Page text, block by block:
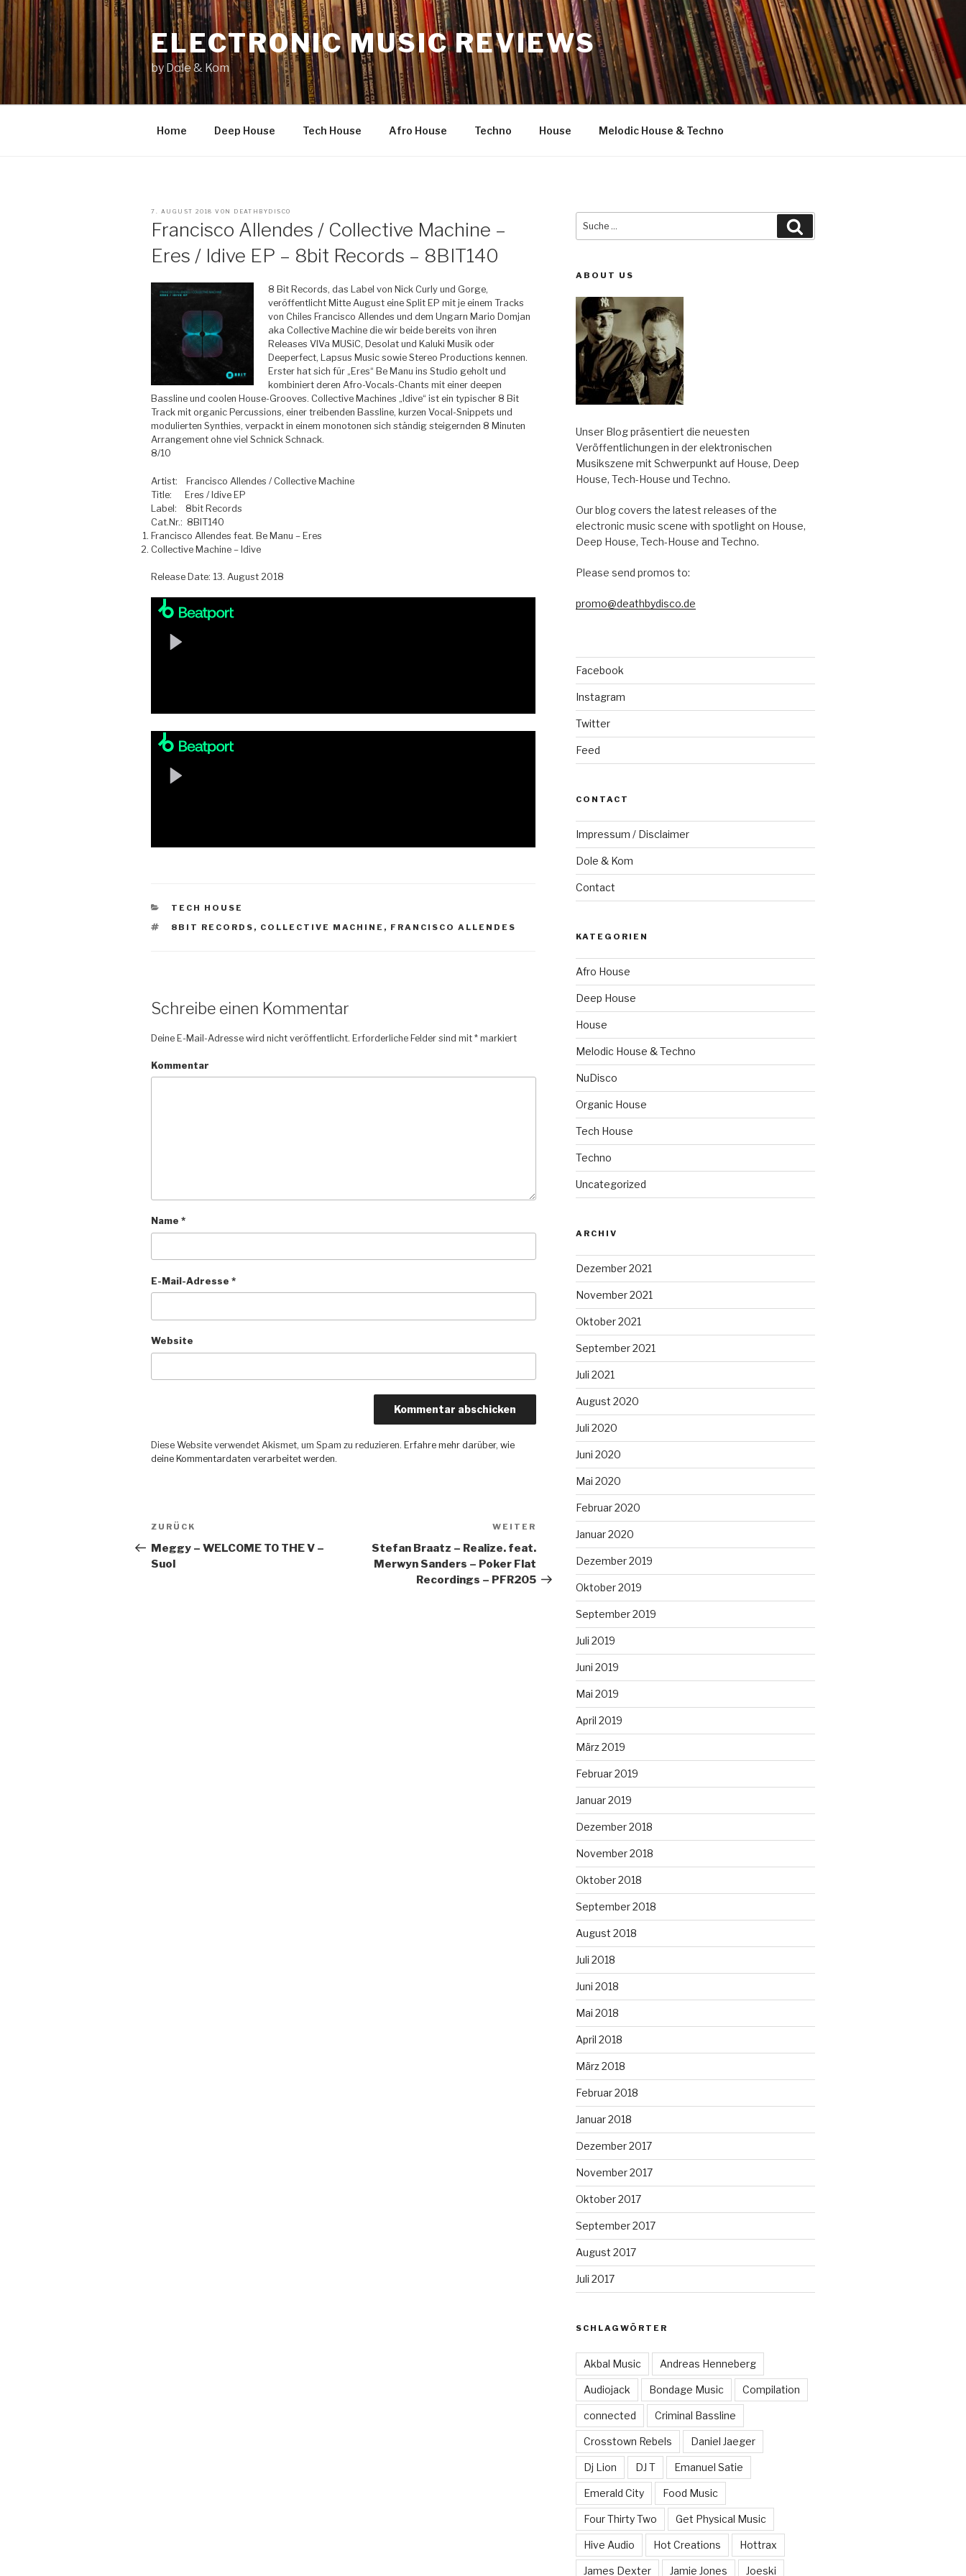
springen
ELECTRONIC MUSIC REVIEWS
by Dole & Kom
Home Deep House Tech House Afro House Techno House Melodic House & Techno
VERÖFFENTLICHT
7. AUGUST 2018 VON DEATHBYDISCO
Francisco Allendes / Collective Machine –
Eres / Idive EP – 8bit Records – 8BIT140
8 Bit Records, das Label von Nick Curly und Gorge,
veröffentlicht Mitte August eine Split EP mit je einem Tracks
von Chiles Francisco Allendes und dem Ungarn Mario Domjan
aka Collective Machine die wir beide bereits von ihren
Releases VIVa MUSiC, Desolat und Kaluki Musik oder
Deeperfect, Lapsus Music sowie Stereo Productions kennen.
Erster hat sich für „Eres“ Be Manu ins Studio geholt und
kombiniert deren Afro-Vocals-Chants mit einer deepen
Bassline und coolen House-Grooves. Collective Machines „Idive“ ist ein typischer 8 Bit
Track mit organic Percussions, einer treibenden Bassline, kurzen Vocal-Snippets und
modulierten Synthies, verpackt in einem monotonen sich ständig steigernden 8 Minuten
Arrangement ohne viel Schnick Schnack.
8/10
Artist: Francisco Allendes / Collective Machine
Title: Eres / Idive EP
Label: 8bit Records
Cat.Nr.: 8BIT140
Francisco Allendes feat. Be Manu – Eres
Collective Machine – Idive
Release Date: 13. August 2018
KATEGORIEN
TECH HOUSE
SCHLAGWÖRTER
8BIT RECORDS , COLLECTIVE MACHINE , FRANCISCO ALLENDES
Schreibe einen Kommentar
Deine E-Mail-Adresse wird nicht veröffentlicht. Erforderliche Felder sind mit* markiert
Kommentar
Name*
E-Mail-Adresse*
Website
Diese Website verwendet Akismet, um Spam zu reduzieren. Erfahre mehr darüber, wie
deine Kommentardaten verarbeitet werden.
Beitragsnavigation
Vorheriger
ZURÜCK
Meggy – WELCOME TO THE V –
Suol
WEITER
Stefan Braatz – Realize. feat.
Merwyn Sanders – Poker Flat
Recordings – PFR205
Suche
ABOUT US
Unser Blog präsentiert die neuesten
Veröffentlichungen in der elektronischen
Musikszene mit Schwerpunkt auf House, Deep
House, Tech-House und Techno.
Our blog covers the latest releases of the
electronic music scene with spotlight on House,
Deep House, Tech-House and Techno.
Please send promos to:
promo@deathbydisco.de
Facebook
Instagram
Twitter
Feed
CONTACT
Impressum / Disclaimer
Dole & Kom
Contact
KATEGORIEN
Afro House
Deep House
House
Melodic House & Techno
NuDisco
Organic House
Tech House
Techno
Uncategorized
ARCHIV
Dezember 2021
November 2021
Oktober 2021
September 2021
Juli 2021
August 2020
Juli 2020
Juni 2020
Mai 2020
Februar 2020
Januar 2020
Dezember 2019
Oktober 2019
September 2019
Juli 2019
Juni 2019
Mai 2019
April 2019
März 2019
Februar 2019
Januar 2019
Dezember 2018
November 2018
Oktober 2018
September 2018
August 2018
Juli 2018
Juni 2018
Mai 2018
April 2018
März 2018
Februar 2018
Januar 2018
Dezember 2017
November 2017
Oktober 2017
September 2017
August 2017
Juli 2017
SCHLAGWÖRTER
Akbal Music Andreas Henneberg
Audiojack Bondage Music Compilation
connected Criminal Bassline
Crosstown Rebels Daniel Jaeger
Dj Lion DJ T Emanuel Satie
Emerald City Food Music
Four Thirty Two Get Physical Music
Hive Audio Hot Creations Hottrax
James Dexter Jamie Jones Joeski